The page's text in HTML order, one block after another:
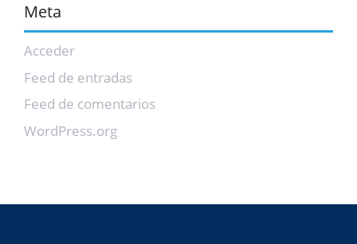
Meta
Acceder
Feed de entradas
Feed de comentarios
WordPress.org